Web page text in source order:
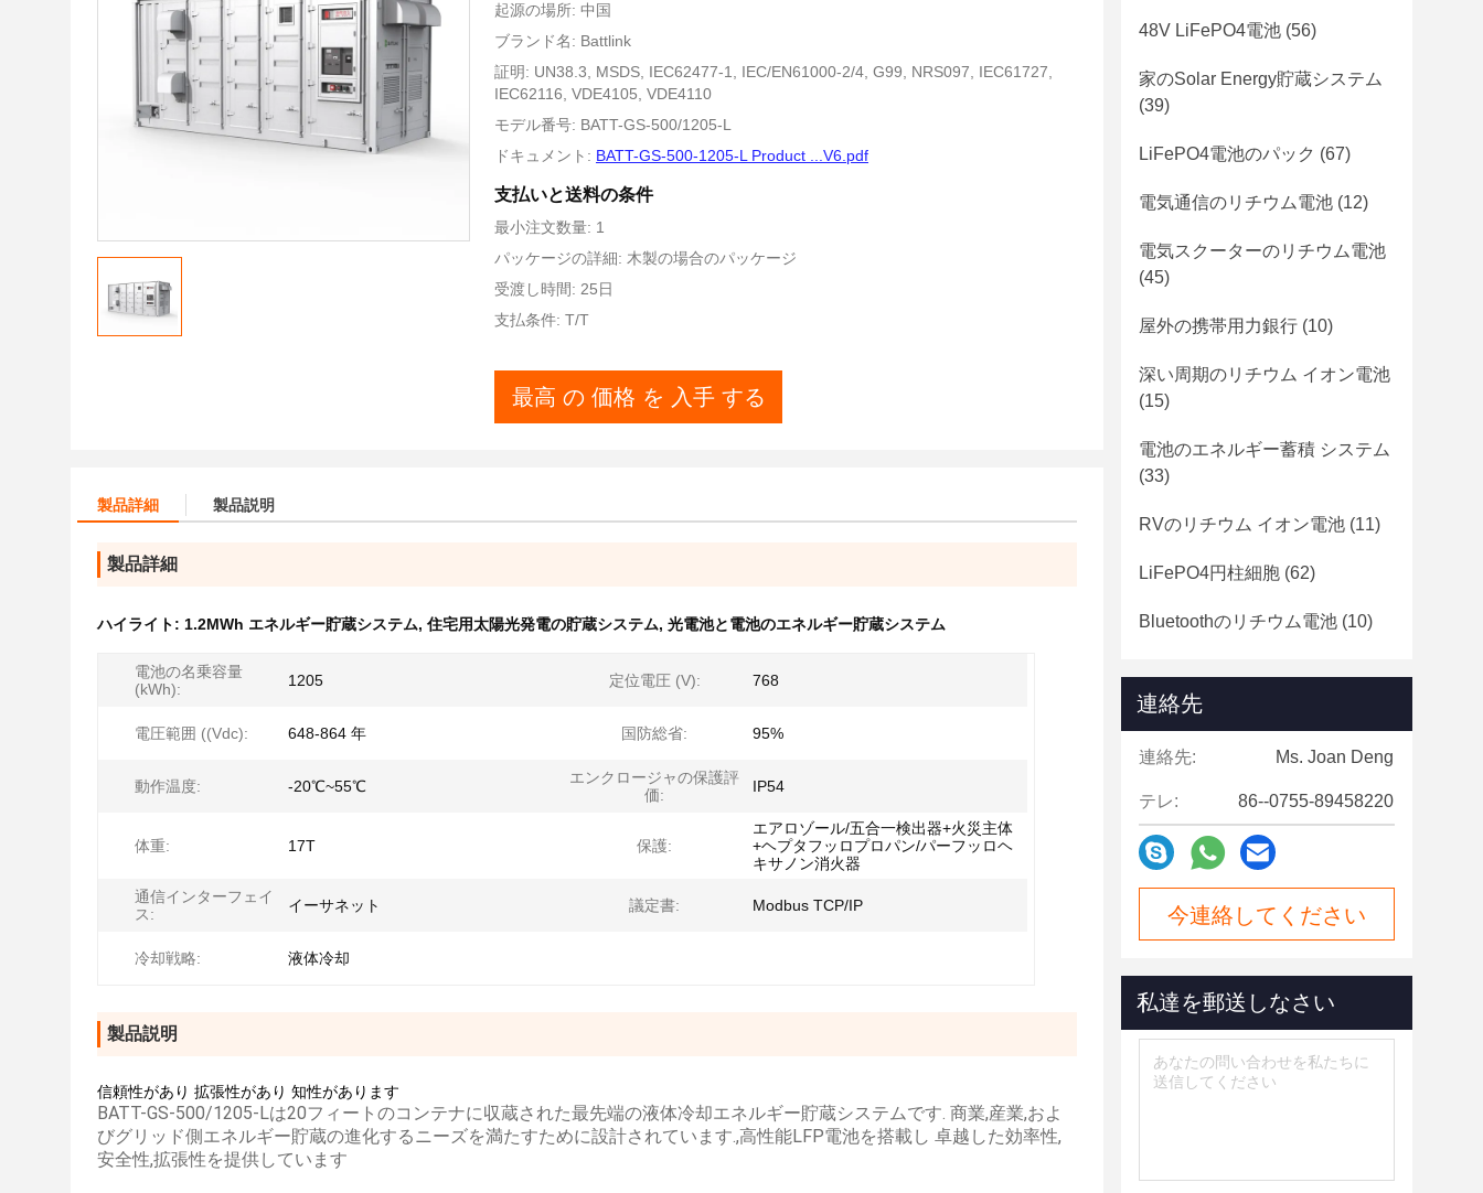
起源の場所: 中国
ブランド名: Battlink
証明: UN38.3, MSDS, IEC62477-1, IEC/EN61000-2/4, G99, NRS097, IEC61727,
IEC62116, VDE4105, VDE4110
モデル番号: BATT-GS-500/1205-L
ドキュメント: BATT-GS-500-1205-L Product ...V6.pdf
支払いと送料の条件
最小注文数量: 1
パッケージの詳細: 木製の場合のパッケージ
受渡し時間: 25日
支払条件: T/T
最高 の 価格 を 入手 する
製品詳細 製品説明
製品詳細
ハイライト: 1.2MWh エネルギー貯蔵システム, 住宅用太陽光発電の貯蔵システム, 光電池と電池のエネルギー貯蔵システム
電池の名乗容量
(kWh):
1205 定位電圧 (V): 768
電圧範囲 ((Vdc): 648-864 年 国防総省: 95%
動作温度: -20℃~55℃
エンクロージャの保護評
価:
IP54
体重: 17T 保護:
エアロゾール/五合一検出器+火災主体
+ヘプタフッロプロパン/パーフッロヘ
キサノン消火器
通信インターフェイ
ス:
イーサネット 議定書: Modbus TCP/IP
冷却戦略: 液体冷却
製品説明
信頼性があり 拡張性があり 知性があります
BATT-GS-500/1205-Lは20フィートのコンテナに収蔵された最先端の液体冷却エネルギー貯蔵システムです. 商業,産業,およ
びグリッド側エネルギー貯蔵の進化するニーズを満たすために設計されています.,高性能LFP電池を搭載し 卓越した効率性,
安全性,拡張性を提供しています
48V LiFePO4電池 (56)
家のSolar Energy貯蔵システム
(39)
LiFePO4電池のパック (67)
電気通信のリチウム電池 (12)
電気スクーターのリチウム電池
(45)
屋外の携帯用力銀行 (10)
深い周期のリチウム イオン電池
(15)
電池のエネルギー蓄積 システム
(33)
RVのリチウム イオン電池 (11)
LiFePO4円柱細胞 (62)
Bluetoothのリチウム電池 (10)
連絡先
連絡先: Ms. Joan Deng
テレ: 86--0755-89458220
今連絡してください
私達を郵送しなさい